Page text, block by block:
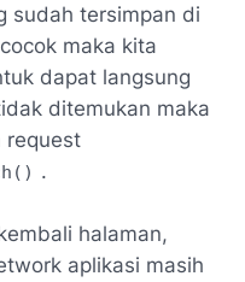
sudah tersimpan di
maka kita
dapat langsung
ditemukan maka
request
.
halaman,
aplikasi masih